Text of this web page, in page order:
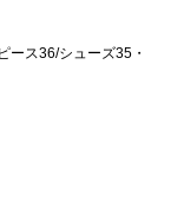
ース36/シューズ35・